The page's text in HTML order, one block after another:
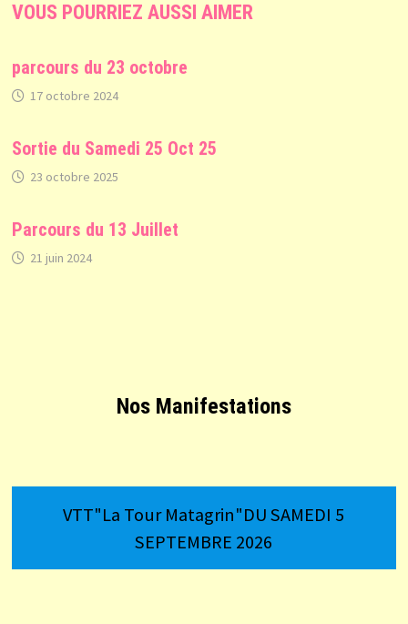
VOUS POURRIEZ AUSSI AIMER
parcours du 23 octobre
17 octobre 2024
Sortie du Samedi 25 Oct 25
23 octobre 2025
Parcours du 13 Juillet
21 juin 2024
Nos Manifestations
VTT"La Tour Matagrin"DU SAMEDI 5
SEPTEMBRE 2026